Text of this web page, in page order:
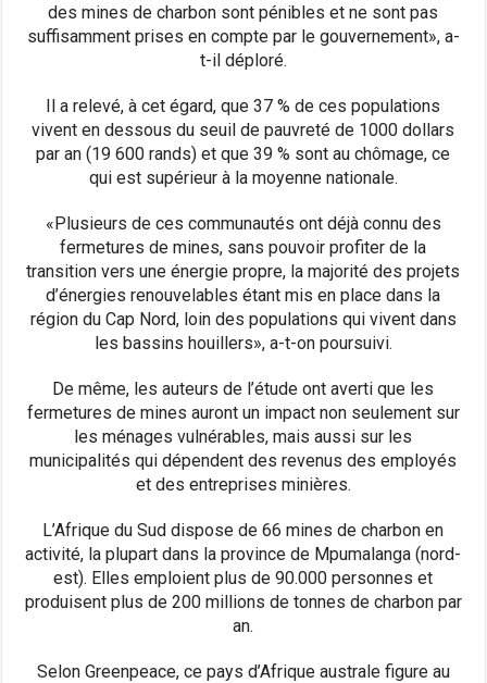
des mines de charbon sont pénibles et ne sont pas
suffisamment prises en compte par le gouvernement», a-
t-il déploré.
Il a relevé, à cet égard, que 37 % de ces populations
vivent en dessous du seuil de pauvreté de 1000 dollars
par an (19 600 rands) et que 39 % sont au chômage, ce
qui est supérieur à la moyenne nationale.
«Plusieurs de ces communautés ont déjà connu des
fermetures de mines, sans pouvoir profiter de la
transition vers une énergie propre, la majorité des projets
d’énergies renouvelables étant mis en place dans la
région du Cap Nord, loin des populations qui vivent dans
les bassins houillers», a-t-on poursuivi.
De même, les auteurs de l’étude ont averti que les
fermetures de mines auront un impact non seulement sur
les ménages vulnérables, mais aussi sur les
municipalités qui dépendent des revenus des employés
et des entreprises minières.
L’Afrique du Sud dispose de 66 mines de charbon en
activité, la plupart dans la province de Mpumalanga (nord-
est). Elles emploient plus de 90.000 personnes et
produisent plus de 200 millions de tonnes de charbon par
an.
Selon Greenpeace, ce pays d’Afrique australe figure au